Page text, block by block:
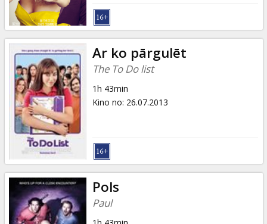
Ar ko pārgulēt
The To Do list
1h 43min
Kino no: 26.07.2013
Pols
Paul